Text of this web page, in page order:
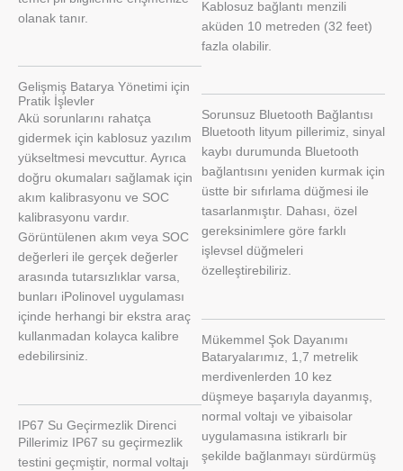
olanak tanır.
Gelişmiş Batarya Yönetimi için
Pratik İşlevler
Akü sorunlarını rahatça
gidermek için kablosuz yazılım
yükseltmesi mevcuttur. Ayrıca
doğru okumaları sağlamak için
akım kalibrasyonu ve SOC
kalibrasyonu vardır.
Görüntülenen akım veya SOC
değerleri ile gerçek değerler
arasında tutarsızlıklar varsa,
bunları iPolinovel uygulaması
içinde herhangi bir ekstra araç
kullanmadan kolayca kalibre
edebilirsiniz.
IP67 Su Geçirmezlik Direnci
Pillerimiz IP67 su geçirmezlik
testini geçmiştir, normal voltajı
Kablosuz bağlantı menzili
aküden 10 metreden (32 feet)
fazla olabilir.
Sorunsuz Bluetooth Bağlantısı
Bluetooth lityum pillerimiz, sinyal
kaybı durumunda Bluetooth
bağlantısını yeniden kurmak için
üstte bir sıfırlama düğmesi ile
tasarlanmıştır. Dahası, özel
gereksinimlere göre farklı
işlevsel düğmeleri
özelleştirebiliriz.
Mükemmel Şok Dayanımı
Bataryalarımız, 1,7 metrelik
merdivenlerden 10 kez
düşmeye başarıyla dayanmış,
normal voltajı ve yibaisolar
uygulamasına istikrarlı bir
şekilde bağlanmayı sürdürmüş